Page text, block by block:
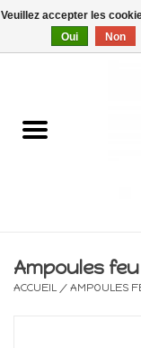
Maisons, vitrines &
Electricité
Ampoules
ACCUEIL / AMPOULES
Veuillez accepter les
Oui
Non